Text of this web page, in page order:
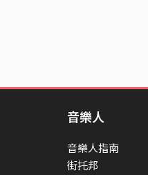
音樂人
音樂人指南
街托邦